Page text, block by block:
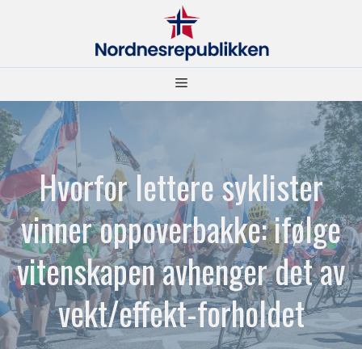
Meny
Hvorfor lettere syklister
vinner oppoverbakke: ifølge
vitenskapen avhenger det av
vekt/effekt-forholdet